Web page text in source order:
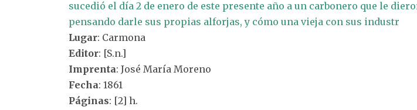
sucedió el día 2 de enero de este presente año a un carbonero que le
pensando darle sus propias alforjas, y cómo una vieja con sus industr
Lugar: Carmona
Editor: [S.n.]
Imprenta: José María Moreno
Fecha: 1861
Páginas: [2] h.